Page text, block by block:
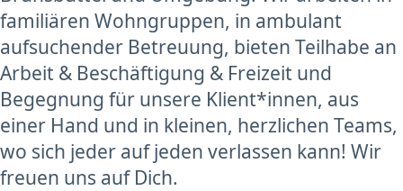
familiären Wohngruppen, in ambulant
aufsuchender Betreuung, bieten Teilhabe an
Arbeit & Beschäftigung & Freizeit und
Begegnung für unsere Klient*innen, aus
einer Hand und in kleinen, herzlichen Teams,
wo sich jeder auf jeden verlassen kann! Wir
freuen uns auf Dich.